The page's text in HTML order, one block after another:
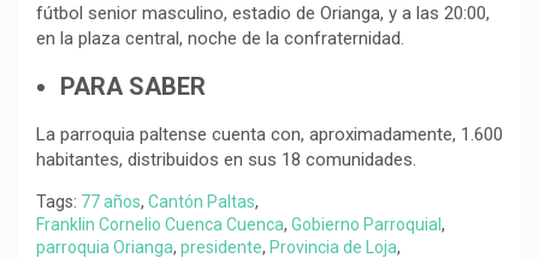
fútbol senior masculino, estadio de Orianga, y a las 20:00,
en la plaza central, noche de la confraternidad.
PARA SABER
La parroquia paltense cuenta con, aproximadamente, 1.600
habitantes, distribuidos en sus 18 comunidades.
Tags: 77 años, Cantón Paltas,
Franklin Cornelio Cuenca Cuenca, Gobierno Parroquial ,
parroquia Orianga, presidente, Provincia de Loja,